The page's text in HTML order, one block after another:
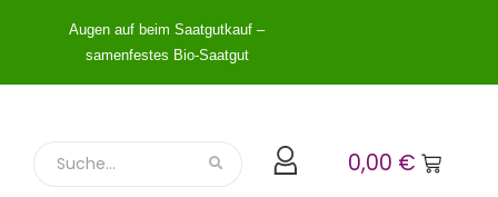
Augen auf beim Saatgutkauf –
samenfestes Bio-Saatgut
0,00 €